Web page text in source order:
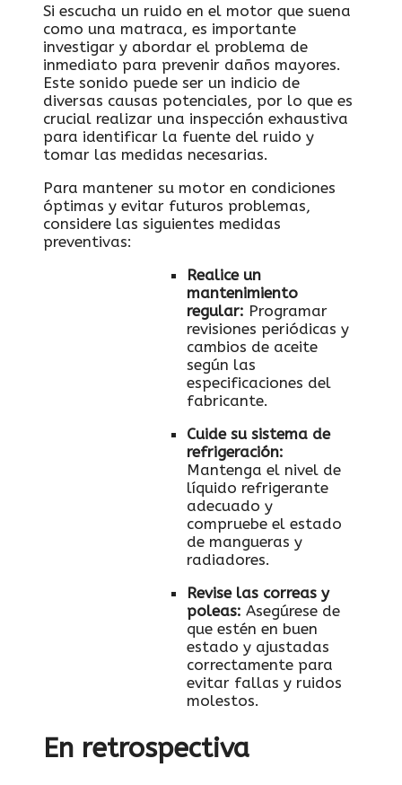
Si escucha un ‌ruido ⁣en⁣ el‌ motor que ⁣suena
como ‌una matraca, es importante
investigar y abordar el problema de‌
inmediato para prevenir daños ⁤mayores.‍
Este⁤ sonido puede ser un indicio de
diversas ⁤causas potenciales, por​ lo que es
⁢crucial realizar una ​inspección exhaustiva
para identificar la fuente ‍del ⁢ruido y
tomar‍ las medidas necesarias.
Para ⁣mantener su motor en condiciones
óptimas⁢ y⁢ evitar futuros problemas,
considere las⁢ siguientes medidas
preventivas:
Realice⁢ un
mantenimiento
regular: Programar
revisiones periódicas y​
cambios de aceite
según las
especificaciones del
fabricante.
Cuide su⁢ sistema de
refrigeración:
Mantenga el nivel de​
líquido refrigerante
‍adecuado y⁢
compruebe el estado
de mangueras y
⁣radiadores.
Revise las correas y
poleas: Asegúrese de‍
que‌ estén en ​buen
estado y⁤ ajustadas
correctamente para‍
evitar⁢ fallas y ruidos
molestos.
En‌ retrospectiva